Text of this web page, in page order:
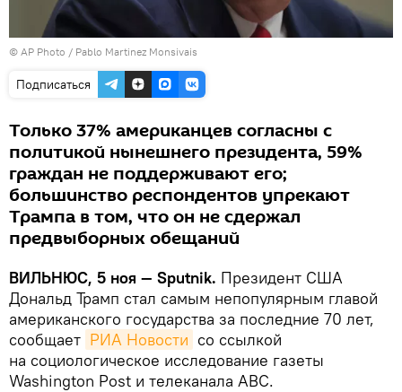
© AP Photo / Pablo Martinez Monsivais
Подписаться
Только 37% американцев согласны с
политикой нынешнего президента, 59%
граждан не поддерживают его;
большинство респондентов упрекают
Трампа в том, что он не сдержал
предвыборных обещаний
ВИЛЬНЮС, 5 ноя — Sputnik. Президент США
Дональд Трамп стал самым непопулярным главой
американского государства за последние 70 лет,
сообщает РИА Новости со ссылкой
на социологическое исследование газеты
Washington Post и телеканала ABC.